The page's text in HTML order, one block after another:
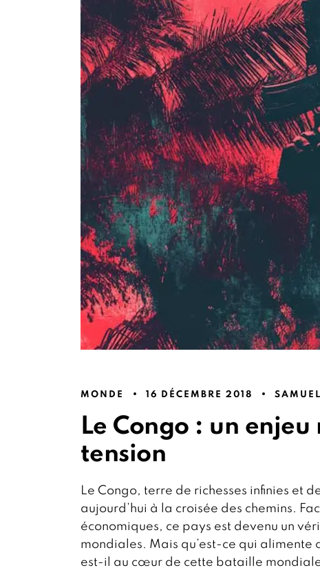
MONDE 16 DÉCEMBRE 2018
Le Congo : un
tension
Le Congo, terre de richesses infinies et
aujourd’hui à la croisée des chemins.
économiques, ce pays est devenu un
mondiales. Mais qu’est-ce qui alimente
est-il au cœur de cette bataille